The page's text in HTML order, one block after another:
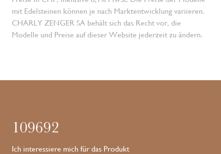
mit Edelsteinen können je nach Marktentwicklung variieren.
CHARLY ZENGER SA behält sich das Recht vor, die
Modelle und Preise auf dieser Website jederzeit zu ändern.
109692
Ich interessiere mich für das Produkt